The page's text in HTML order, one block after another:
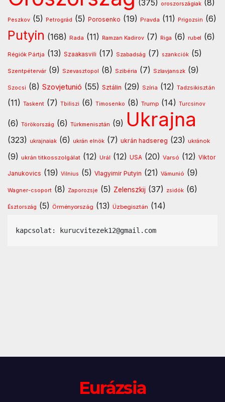
(375) oroszországiak (8)
Peszkov (5) Petrográd (5) Porosenko (19) Pravda (11) Prigozsin (6)
Putyin (168) Rada (11) Ramzan Kadirov (7) Riga (6) rubel (6)
Régiók Pártja (13) Szaakasvili (17) Szabadság (7) szankciók (5)
Szentpétervár (9) Szevasztopol (8) Szibéria (7) Szlavjanszk (9)
Szocsi (8) Szovjetunió (55) Sztálin (29) Szíria (12) Tadzsikisztán
(11) Taskent (7) Tbiliszi (6) Timosenko (8) Trump (14) Turcsinov
(6) Törökország (6) Türkmenisztán (9) Ukrajna
(323) ukrajnaiak (6) ukrán elnök (7) ukrán hadsereg (23) ukránok
(9) ukrán titkosszolgálat (12) Urál (12) USA (20) Varsó (12) Viktor
Janukovics (19) Vilnius (5) Vlagyimir Putyin (21) Vámunió (9)
Wagner-csoport (8) Zaporozsje (5) Zelenszkij (37) zsidók (6)
Észtország (5) Örményország (13) Üzbegisztán (14)
kapcsolat: kurucvitezek12@gmail.com
Eurázsia